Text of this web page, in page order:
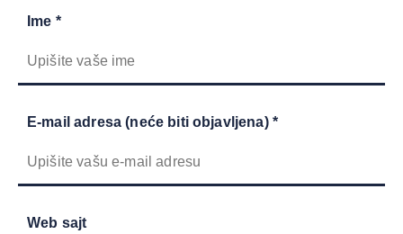
Ime *
E-mail adresa (neće biti objavljena) *
Web sajt